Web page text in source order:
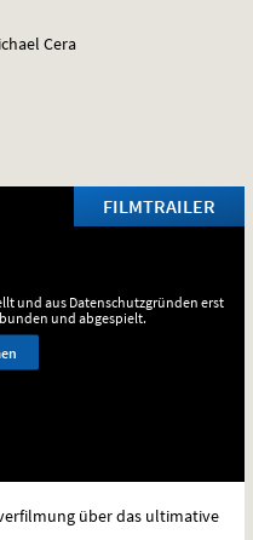
Cera
FILMTRAILER
und aus Datenschutzgründen erst
und abgespielt.
über das ultimative